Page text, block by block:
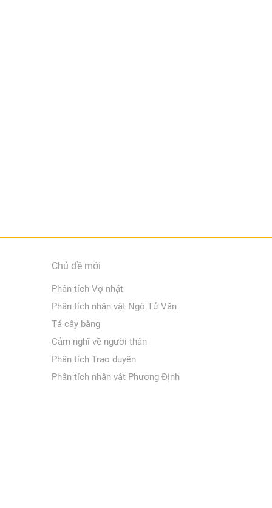
Chủ đề mới
Phân tích Vợ nhặt
Phân tích nhân vật Ngô Tử Văn
Tả cây bàng
Cảm nghĩ về người thân
Phân tích Trao duyên
Phân tích nhân vật Phương Định